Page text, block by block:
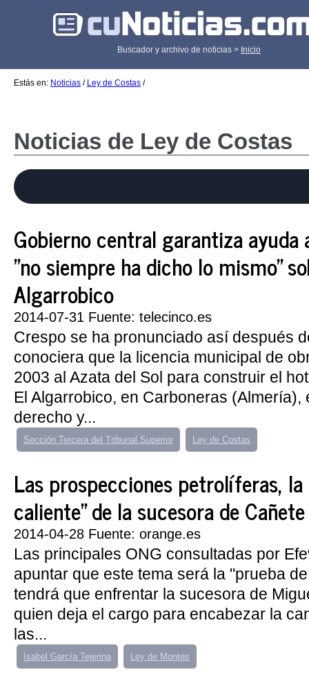
Buscador y archivo de noticias > Inicio
Estás en: Noticias / Ley de Costas /
Noticias de Ley de Costas
Gobierno central garantiza ayuda
"no siempre ha dicho lo mismo"
Algarrobico
2014-07-31 Fuente: telecinco.es
Crespo se ha pronunciado así después
conociera que la licencia municipal de
2003 al Azata del Sol para construir el
El Algarrobico, en Carboneras (Almería),
derecho y...
Sección Tercera del Tribunal Superior Ley de Costas
Las prospecciones petrolíferas,
caliente" de la sucesora de Cañete
2014-04-28 Fuente: orange.es
Las principales ONG consultadas por
apuntar que este tema será la "prueba
tendrá que enfrentar la sucesora de
quien deja el cargo para encabezar la
las...
Isabel García Tejerina Ley de Montes